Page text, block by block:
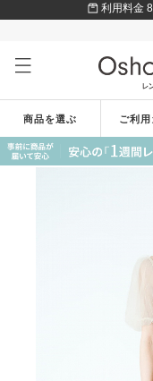
利用料金
商品を選ぶ ご利用